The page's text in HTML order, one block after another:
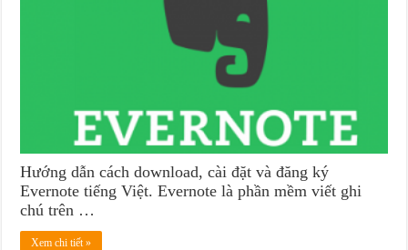
Hướng dẫn cách download, cài đặt và đăng ký
Evernote tiếng Việt. Evernote là phần mềm viết ghi
chú trên …
Xem chi tiết »